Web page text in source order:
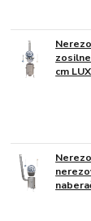
cm